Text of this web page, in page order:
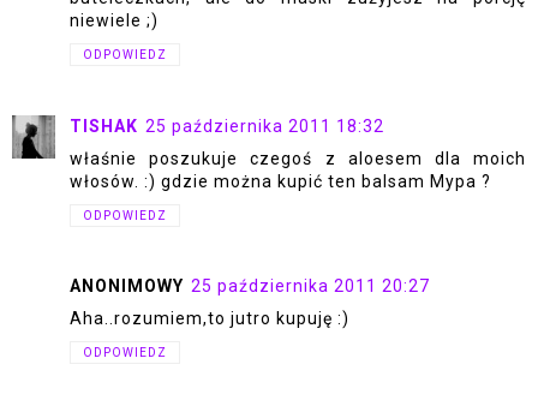
niewiele ;)
ODPOWIEDZ
TISHAK 25 października 2011 18:32
właśnie poszukuje czegoś z aloesem dla moich
włosów. :) gdzie można kupić ten balsam Mypa ?
ODPOWIEDZ
ANONIMOWY 25 października 2011 20:27
Aha..rozumiem,to jutro kupuję :)
ODPOWIEDZ